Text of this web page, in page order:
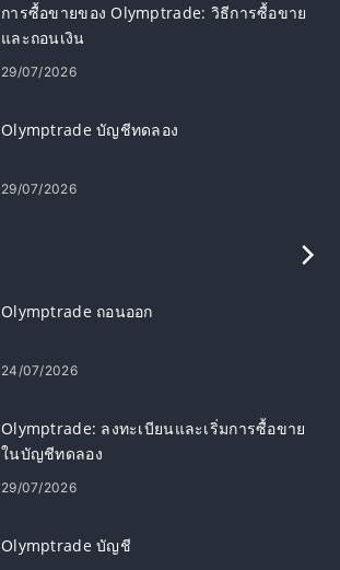
การซื้อขายของ Olymptrade: วิธีการซื้อขาย
และถอนเงิน
29/07/2026
Olymptrade บัญชีทดลอง
29/07/2026
Olymptrade ถอนออก
24/07/2026
Olymptrade: ลงทะเบียนและเริ่มการซื้อขาย
ในบัญชีทดลอง
29/07/2026
Olymptrade บัญชี